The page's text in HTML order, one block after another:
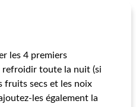
les 4 premiers
refroidir toute la nuit (si
fruits secs et les noix
les également la